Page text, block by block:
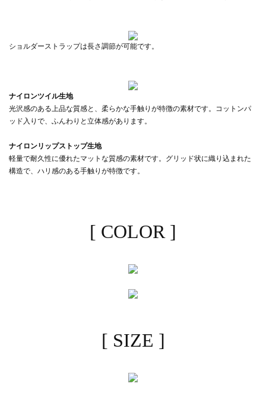
ショルダーストラップは長さ調節が可能です。
ナイロンツイル生地
光沢感のある上品な質感と、柔らかな手触りが特徴の素材です。コットンパ
ッド入りで、ふんわりと立体感があります。
ナイロンリップストップ生地
軽量で耐久性に優れたマットな質感の素材です。グリッド状に織り込まれた
構造で、ハリ感のある手触りが特徴です。
[ COLOR ]
[ SIZE ]